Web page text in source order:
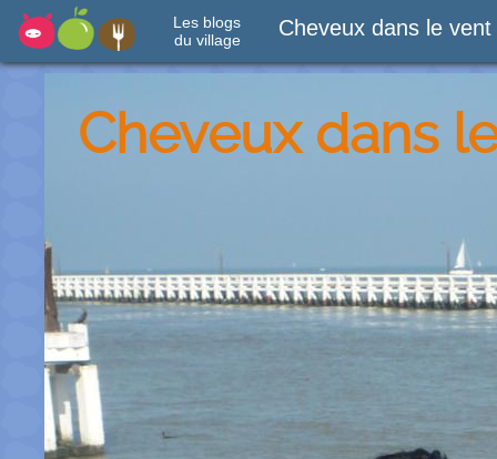
Les blogs
du village
Cheveux dans le vent
Cheveux dans